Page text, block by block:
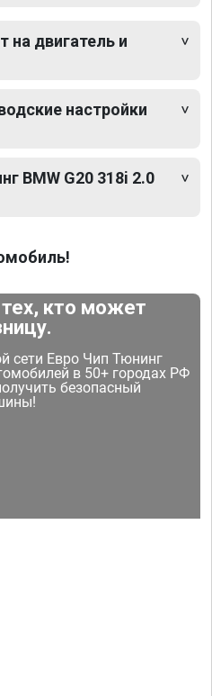
на двигатель и
настройки
BMW G20 318i 2.0
кто может
сети Евро Чип Тюнинг
в 50+ городах РФ
безопасный